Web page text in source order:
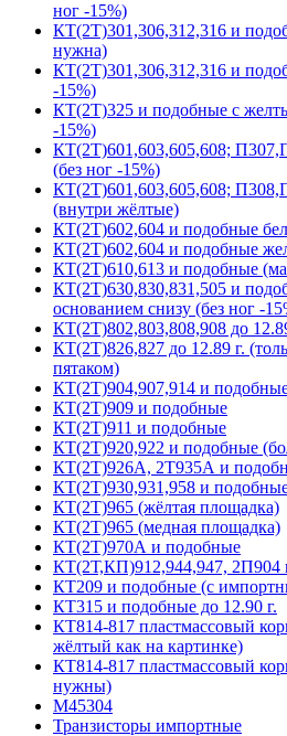
ног -15%)
КТ(2Т)301,306,312,316 и
нужна)
КТ(2Т)301,306,312,316 и
-15%)
КТ(2Т)325 и подобные с
-15%)
КТ(2Т)601,603,605,608;
(без ног -15%)
КТ(2Т)601,603,605,608;
(внутри жёлтые)
КТ(2Т)602,604 и подобные
КТ(2Т)602,604 и подобные
КТ(2Т)610,613 и подобные
КТ(2Т)630,830,831,505 и
основанием снизу (без ног -
КТ(2Т)802,803,808,908 до
КТ(2Т)826,827 до 12.89 г.
пятаком)
КТ(2Т)904,907,914 и
КТ(2Т)909 и подобные
КТ(2Т)911 и подобные
КТ(2Т)920,922 и подобные
КТ(2Т)926А, 2Т935А и
КТ(2Т)930,931,958 и
КТ(2Т)965 (жёлтая площадка)
КТ(2Т)965 (медная площадка)
КТ(2Т)970А и подобные
КТ(2Т,КП)912,944,947, 2П904
КТ209 и подобные (с
КТ315 и подобные до 12.90 г.
КТ814-817 пластмассовый
жёлтый как на картинке)
КТ814-817 пластмассовый
нужны)
М45304
Транзисторы импортные